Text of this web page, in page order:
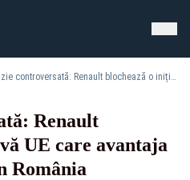
Decizie controversată: Renault blochează o inițiativă UE care avantaja producția Dacia din România
Renault
UE care avantaja
România